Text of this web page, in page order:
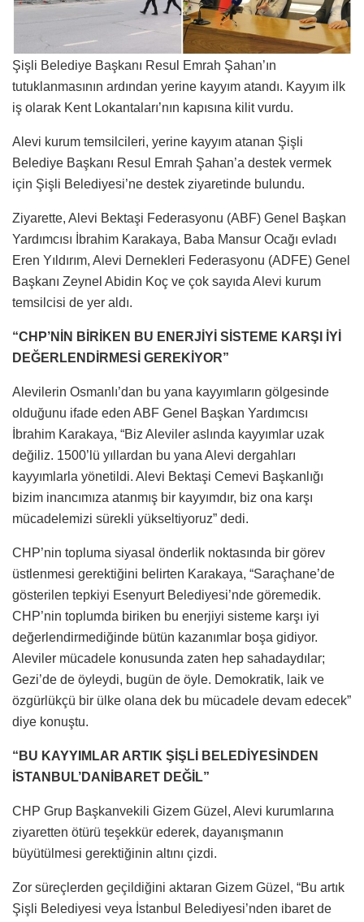
Şişli Belediye Başkanı Resul Emrah Şahan’ın
tutuklanmasının ardından yerine kayyım atandı. Kayyım ilk
iş olarak Kent Lokantaları’nın kapısına kilit vurdu.
Alevi kurum temsilcileri, yerine kayyım atanan Şişli
Belediye Başkanı Resul Emrah Şahan’a destek vermek
için Şişli Belediyesi’ne destek ziyaretinde bulundu.
Ziyarette, Alevi Bektaşi Federasyonu (ABF) Genel Başkan
Yardımcısı İbrahim Karakaya, Baba Mansur Ocağı evladı
Eren Yıldırım, Alevi Dernekleri Federasyonu (ADFE) Genel
Başkanı Zeynel Abidin Koç ve çok sayıda Alevi kurum
temsilcisi de yer aldı.
“CHP’NİN BİRİKEN BU ENERJİYİ SİSTEME KARŞI İYİ
DEĞERLENDİRMESİ GEREKİYOR”
Alevilerin Osmanlı’dan bu yana kayyımların gölgesinde
olduğunu ifade eden ABF Genel Başkan Yardımcısı
İbrahim Karakaya, “Biz Aleviler aslında kayyımlar uzak
değiliz. 1500’lü yıllardan bu yana Alevi dergahları
kayyımlarla yönetildi. Alevi Bektaşi Cemevi Başkanlığı
bizim inancımıza atanmış bir kayyımdır, biz ona karşı
mücadelemizi sürekli yükseltiyoruz” dedi.
CHP’nin topluma siyasal önderlik noktasında bir görev
üstlenmesi gerektiğini belirten Karakaya, “Saraçhane’de
gösterilen tepkiyi Esenyurt Belediyesi’nde göremedik.
CHP’nin toplumda biriken bu enerjiyi sisteme karşı iyi
değerlendirmediğinde bütün kazanımlar boşa gidiyor.
Aleviler mücadele konusunda zaten hep sahadaydılar;
Gezi’de de öyleydi, bugün de öyle. Demokratik, laik ve
özgürlükçü bir ülke olana dek bu mücadele devam edecek”
diye konuştu.
“BU KAYYIMLAR ARTIK ŞİŞLİ BELEDİYESİNDEN
İSTANBUL’DANİBARET DEĞİL”
CHP Grup Başkanvekili Gizem Güzel, Alevi kurumlarına
ziyaretten ötürü teşekkür ederek, dayanışmanın
büyütülmesi gerektiğinin altını çizdi.
Zor süreçlerden geçildiğini aktaran Gizem Güzel, “Bu artık
Şişli Belediyesi veya İstanbul Belediyesi’nden ibaret de